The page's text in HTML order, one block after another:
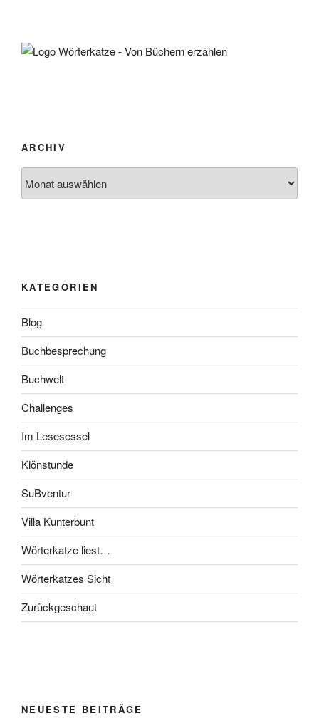
ARCHIV
KATEGORIEN
Blog
Buchbesprechung
Buchwelt
Challenges
Im Lesesessel
Klönstunde
SuBventur
Villa Kunterbunt
Wörterkatze liest…
Wörterkatzes Sicht
Zurückgeschaut
NEUESTE BEITRÄGE